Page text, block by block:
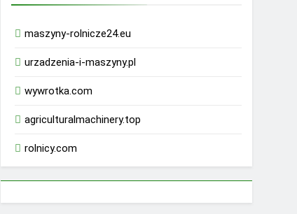
maszyny-rolnicze24.eu
urzadzenia-i-maszyny.pl
wywrotka.com
agriculturalmachinery.top
rolnicy.com
rhino 9000 male enhancement pills reviews